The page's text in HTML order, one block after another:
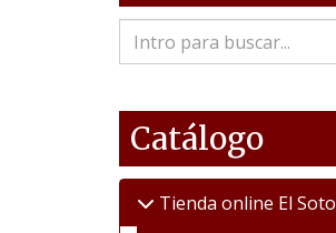
Catálogo
Tienda online El Soto